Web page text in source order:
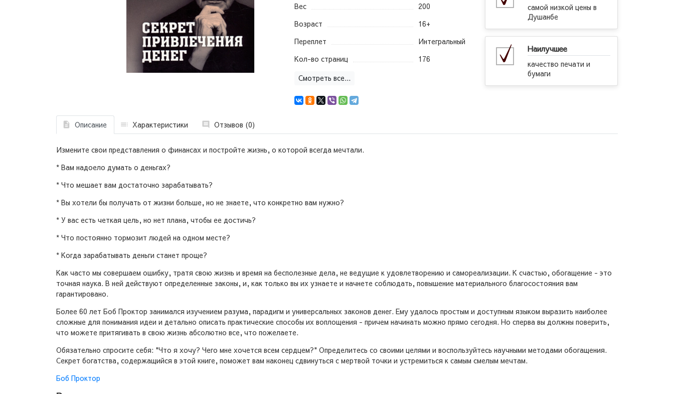
самой низкой цены в
Душанбе
Наилучшее
качество печати и
бумаги
Вес
200
Возраст
16+
Переплет
Интегральный
Кол-во страниц
176
Смотреть все...
Описание Характеристики Отзывов (0)
Измените свои представления о финансах и постройте жизнь, о которой всегда мечтали.
* Вам надоело думать о деньгах?
* Что мешает вам достаточно зарабатывать?
* Вы хотели бы получать от жизни больше, но не знаете, что конкретно вам нужно?
* У вас есть четкая цель, но нет плана, чтобы ее достичь?
* Что постоянно тормозит людей на одном месте?
* Когда зарабатывать деньги станет проще?
Как часто мы совершаем ошибку, тратя свою жизнь и время на бесполезные дела, не ведущие к удовлетворению и самореализации. К счастью, обогащение - это
точная наука. В ней действуют определенные законы, и, как только вы их узнаете и начнете соблюдать, повышение материального благосостояния вам
гарантировано.
Более 60 лет Боб Проктор занимался изучением разума, парадигм и универсальных законов денег. Ему удалось простым и доступным языком выразить наиболее
сложные для понимания идеи и детально описать практические способы их воплощения - причем начинать можно прямо сегодня. Но сперва вы должны поверить,
что можете притягивать в свою жизнь абсолютно все, что пожелаете.
Обязательно спросите себя: "Что я хочу? Чего мне хочется всем сердцем?" Определитесь со своими целями и воспользуйтесь научными методами обогащения.
Секрет богатства, содержащийся в этой книге, поможет вам наконец сдвинуться с мертвой точки и устремиться к самым смелым мечтам.
Боб Проктор